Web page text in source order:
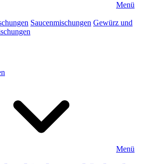
Menü
Saucenmischungen Gewürz und
Menü